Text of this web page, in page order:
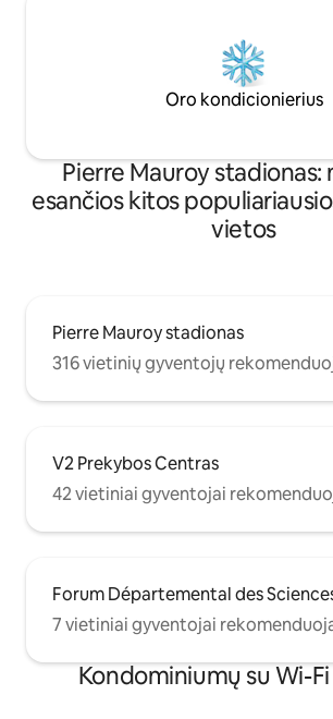
Oro kondicionierius
Pierre Mauroy stadionas:
esančios kitos
vietos
Pierre Mauroy stadionas
316 vietinių gyventojų
V2 Prekybos Centras
42 vietiniai gyventojai
Forum Départemental des
7 vietiniai gyventojai
Kondominiumų su Wi-